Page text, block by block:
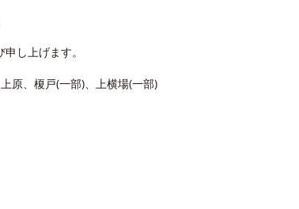
し上げます。
原、榎戸(一部)、上横場(一部)